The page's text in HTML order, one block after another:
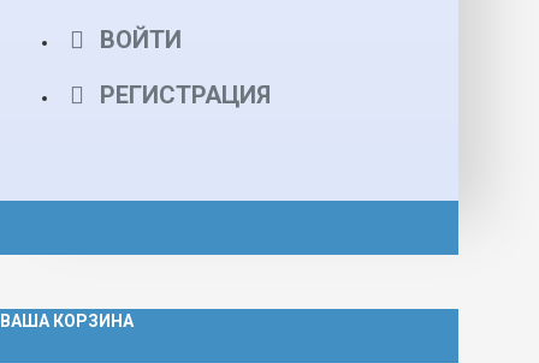
ВОЙТИ
РЕГИСТРАЦИЯ
ВАША КОРЗИНА